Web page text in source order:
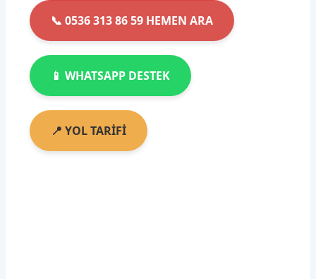
📞 0536 313 86 59 HEMEN ARA
📱 WHATSAPP DESTEK
📍 YOL TARİFİ